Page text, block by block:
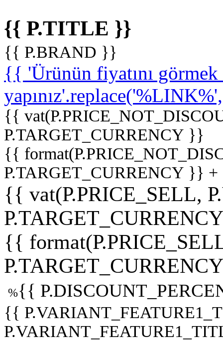
{{ P.TITLE }}
{{ P.BRAND }}
{{ 'Ürünün fiyatını
{{
P.TARGET_CURRENCY }}
{{
P.TARGET_CURRENCY }}
{{ vat(P.PRICE_SELL,
{{
%{{
{{